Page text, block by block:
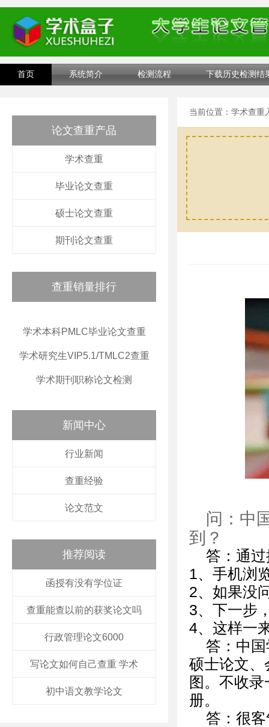
首页 系统简介 检测流程 下载历史检测结
论文查重产品
学术查重
毕业论文查重
硕士论文查重
期刊论文查重
查重销量排行
学术本科PMLC毕业论文查重
学术研究生VIP5.1/TMLC2查重
学术期刊职称论文检测
新闻中心
行业新闻
查重经验
论文范文
推荐阅读
函授有没有学位证
查重能查以前的获奖论文吗
行政管理论文6000
写论文如何自己查重 学术
初中语文教学论文
当前位置： 学术查重
问：中
到？
答：通
1、手机浏
2、如果没
3、下一步
4、这样一
答：中
硕士论文、
图。不收
册。
答：很